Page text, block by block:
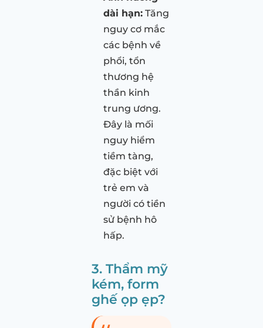
dài hạn: Tăng
nguy cơ mắc
các bệnh về
phổi, tổn
thương hệ
thần kinh
trung ương.
Đây là mối
nguy hiểm
tiềm tàng,
đặc biệt với
trẻ em và
người có tiền
sử bệnh hô
hấp.
3. Thẩm mỹ
kém, form
ghế ọp ẹp?